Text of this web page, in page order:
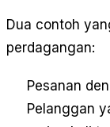
Dua contoh
perdagangan:
Pesanan
Pelanggan